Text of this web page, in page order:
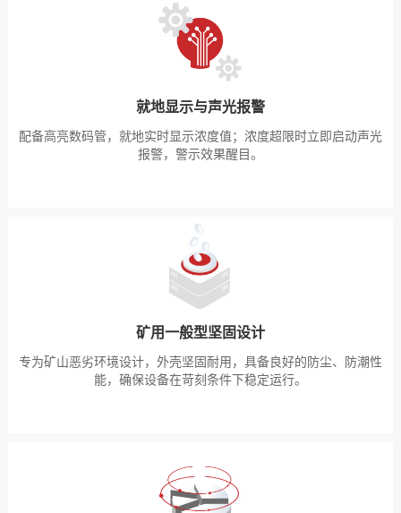
就地显示与声光报警
配备高亮数码管，就地实时显示浓度值；浓度超限时立即启动声光
报警，警示效果醒目。
矿用一般型坚固设计
专为矿山恶劣环境设计，外壳坚固耐用，具备良好的防尘、防潮性
能，确保设备在苛刻条件下稳定运行。